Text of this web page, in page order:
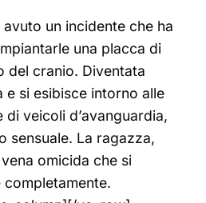
un incidente che ha
una placca di
del cranio. Diventata
e si esibisce intorno alle
veicoli d’avanguardia,
sensuale. La ragazza,
omicida che si